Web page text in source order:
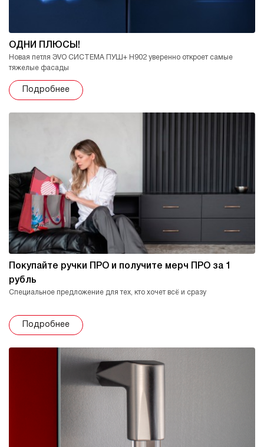
ОДНИ ПЛЮСЫ!
Новая петля ЭVO СИСТЕМА ПУШ+ H902 уверенно откроет самые
тяжелые фасады
Подробнее
Покупайте ручки ПРО и получите мерч ПРО за 1
рубль
Специальное предложение для тех, кто хочет всё и сразу
Подробнее